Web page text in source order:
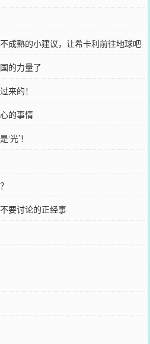
成熟的小建议，让希卡利前往地球吧
的力量了
来的！
的事情
光’！
要讨论的正经事